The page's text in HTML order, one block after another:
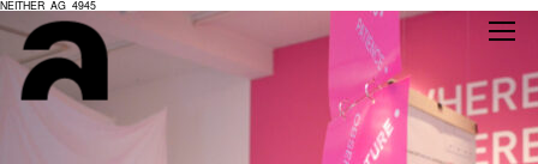
NEITHER_AG_4945